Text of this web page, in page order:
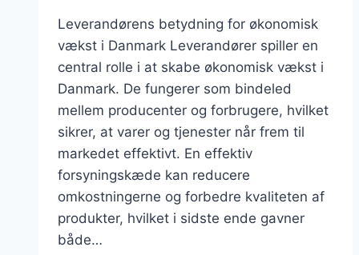
Leverandørens betydning for økonomisk
vækst i Danmark Leverandører spiller en
central rolle i at skabe økonomisk vækst i
Danmark. De fungerer som bindeled
mellem producenter og forbrugere, hvilket
sikrer, at varer og tjenester når frem til
markedet effektivt. En effektiv
forsyningskæde kan reducere
omkostningerne og forbedre kvaliteten af
produkter, hvilket i sidste ende gavner
både…